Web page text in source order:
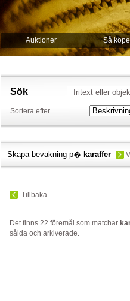
Auktioner Så
Sök
Sortera efter
Skapa bevakning p� karaffer
Tillbaka
Det finns 22 föremål som matchar
sålda och arkiverade.